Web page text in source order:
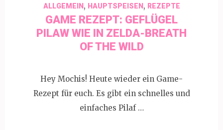
ALLGEMEIN, HAUPTSPEISEN, REZEPTE
GAME REZEPT: GEFLÜGEL
PILAW WIE IN ZELDA-BREATH
OF THE WILD
Hey Mochis! Heute wieder ein Game-
Rezept für euch. Es gibt ein schnelles und
einfaches Pilaf …